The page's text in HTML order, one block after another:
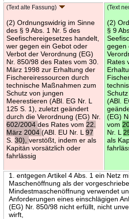
(Text alte Fassung)
(2) Ordnungswidrig im Sinne
des § 9 Abs. 1 Nr. 5 des
Seefischereigesetzes handelt,
wer gegen ein Gebot oder
Verbot der Verordnung (EG)
Nr. 850/98 des Rates vom 30.
März 1998 zur Erhaltung der
Fischereiressourcen durch
technische Maßnahmen zum
Schutz von jungen
Meerestieren (ABl. EG Nr. L
125 S. 1), zuletzt geändert
durch die Verordnung (EG) Nr.
602/2004 des Rates vom 22.
März 2004 (ABl. EU Nr. L 97
S. 30), verstößt, indem er als
Kapitän vorsätzlich oder
fahrlässig
(Text
(2)
§ 9
gegen
Rates
(ABl.
(EG)
vom
Nr. L
als
1. entgegen Artikel 4 Abs. 1 ein Netz
Maschenöffnung als der
Mindestmaschenöffnung verwendet
Anforderungen eines einschlägigen
(EG) Nr. 850/98 nicht erfüllt, nicht
wirft,